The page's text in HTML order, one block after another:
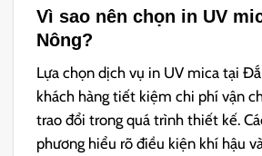
Vì sao nên chọn in UV
Nông?
Lựa chọn dịch vụ in UV mica tại
khách hàng tiết kiệm chi phí vận
trao đổi trong quá trình thiết kế.
phương hiểu rõ điều kiện khí hậu